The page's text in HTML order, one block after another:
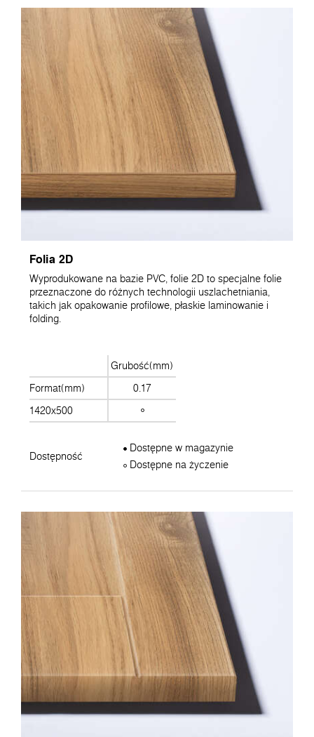
Folia 2D
Wyprodukowane na bazie PVC, folie 2D to specjalne folie
przeznaczone do różnych technologii uszlachetniania,
takich jak opakowanie profilowe, płaskie laminowanie i
folding.
Grubość(mm)
Format(mm)
0.17
1420x500
Dostępność
Dostępne w magazynie
Dostępne na życzenie